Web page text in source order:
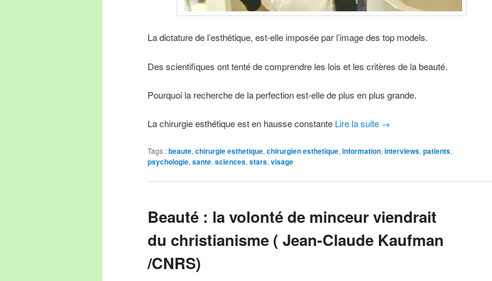
La dictature de l’esthétique, est-elle imposée par l’image des top models.
Des scientifiques ont tenté de comprendre les lois et les critères de la beauté.
Pourquoi la recherche de la perfection est-elle de plus en plus grande.
La chirurgie esthétique est en hausse constante Lire la suite →
Tags :beaute, chirurgie esthetique, chirurgien esthetique, information, interviews, patients,
psychologie, sante, sciences, stars, visage
Beauté : la volonté de minceur viendrait
du christianisme ( Jean-Claude Kaufman
/CNRS)